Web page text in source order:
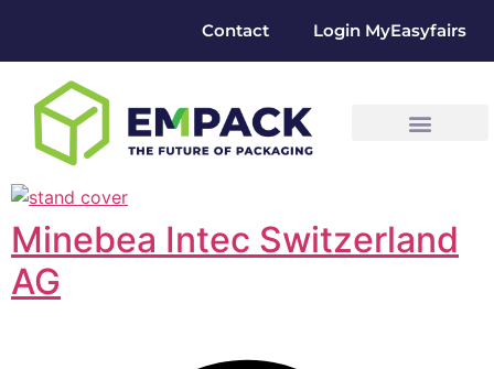
Contact Login MyEasyfairs
Minebea Intec Switzerland
AG